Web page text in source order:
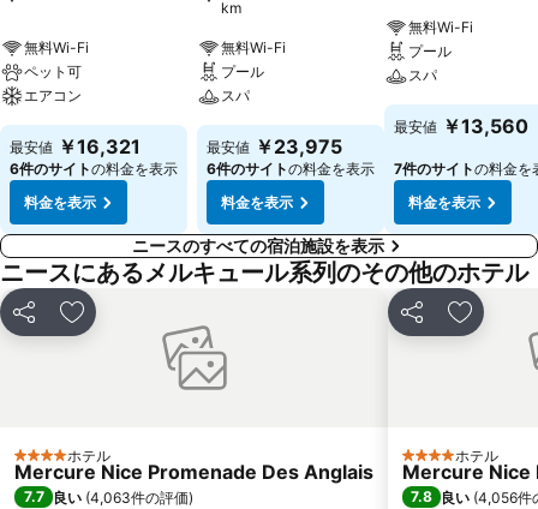
無料Wi-Fi
ペット可
エアコン
最安値 ￥16,321
6件のサイトの料金を表示
料金を表示
km
無料Wi-Fi
プール
スパ
最安値 ￥23,975
6件のサイトの料金を表示
料金を表示
無料Wi-Fi
プール
スパ
最安値 ￥13,560
7件のサイトの料金を
料金を表示
ニースのすべての宿泊施設を表示
ニースにあるメルキュール系列のその他のホテル
シェア お気に入りに追加
4 ホテルのランク
ホテル
Mercure Nice Promenade Des Anglais
7.7 良い (4,063件の評価)
シェア お気に
4 ホテルのランク
ホテル
Mercure Nice
7.8 良い (4,056件